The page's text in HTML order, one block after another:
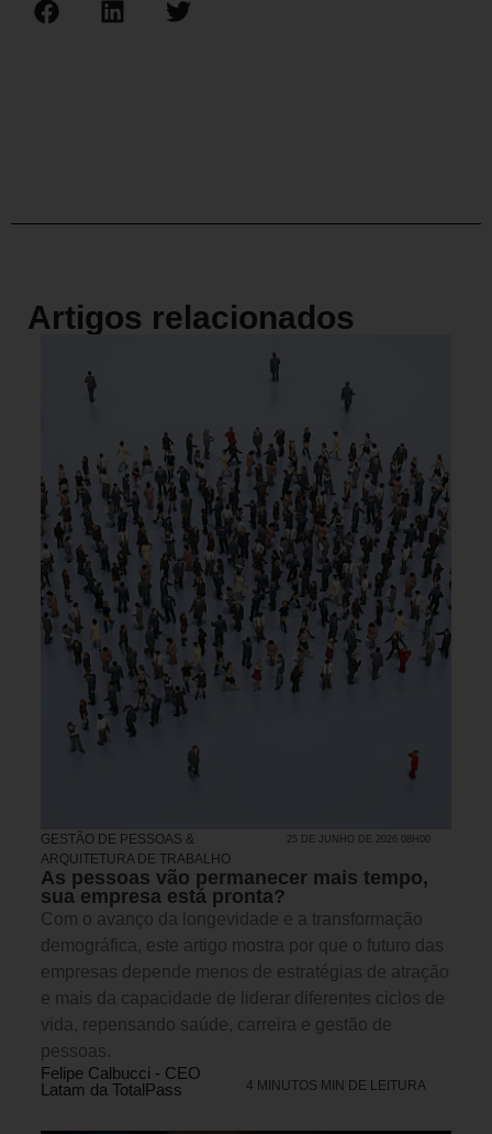
Artigos relacionados
GESTÃO DE PESSOAS &
ARQUITETURA DE TRABALHO
25 DE JUNHO DE 2026 08H00
As pessoas vão permanecer mais tempo,
sua empresa está pronta?
Com o avanço da longevidade e a transformação
demográfica, este artigo mostra por que o futuro das
empresas depende menos de estratégias de atração
e mais da capacidade de liderar diferentes ciclos de
vida, repensando saúde, carreira e gestão de
pessoas.
Felipe Calbucci - CEO
Latam da TotalPass
4 MINUTOS MIN DE LEITURA